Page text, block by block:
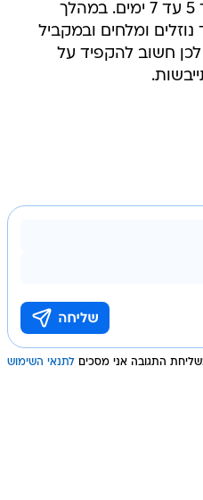
צורך בטיפול אנטיביוטי תוך 5 עד 7 ימים. במהלך
ומלחים ובמקביל
לכן חשוב להקפיד על
התגובה אני מסכים לתנאי השימוש